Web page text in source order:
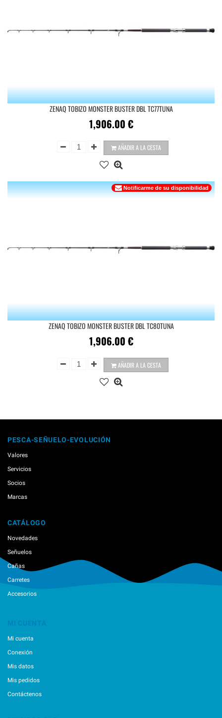
ZENAQ TOBIZO MONSTER BUSTER DBL TC77TUNA
1,906.00 €
AÑADIR A LA CESTA
ZENAQ TOBIZO MONSTER BUSTER DBL TC80TUNA
1,906.00 €
Notificarme de su disponibilidad
AÑADIR A LA CESTA
PESCA-SEÑUELO-EVOLUCIÓN
Valores
Servicios
Socios
Marcas
CATÁLOGO
Novedades
Señuelos
Cañas
Carretes
Accesorios
MI CUENTA
Mi cuenta
Conexión
Mis datos
Mis pedidos
Contáctenos